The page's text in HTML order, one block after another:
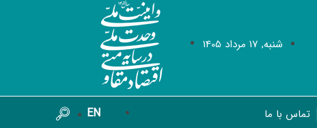
شنبه, 17 مرداد 1405
تماس با ما EN